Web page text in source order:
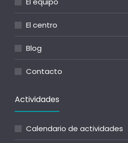
El centro
Blog
Contacto
Actividades
Calendario de actividades